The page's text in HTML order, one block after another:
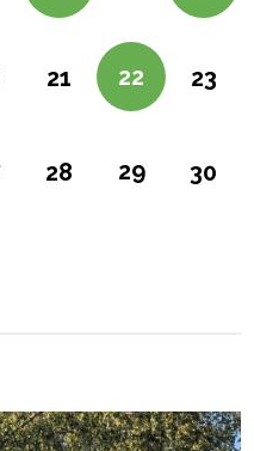
21 22 23
28 29 30